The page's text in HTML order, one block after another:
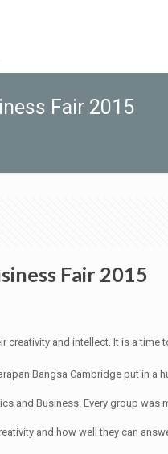
Fair 2015
Fair 2015
creativity and intellect. It is a
Bangsa Cambridge put in a
and Business. Every group
and how well they can